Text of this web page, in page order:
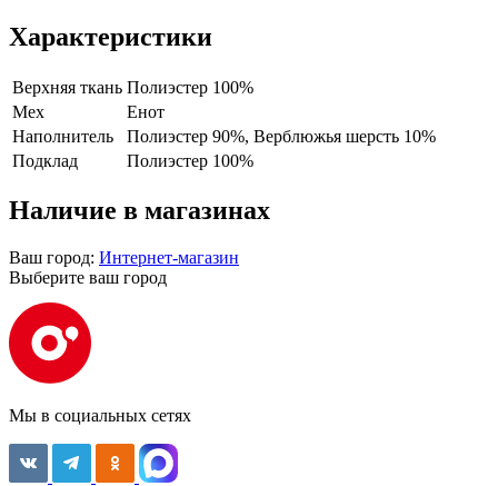
Характеристики
Верхняя ткань Полиэстер 100%
Мех
Енот
Наполнитель
Полиэстер 90%, Верблюжья шерсть 10%
Подклад
Полиэстер 100%
Наличие в магазинах
Ваш город: Интернет-магазин
Выберите ваш город
Мы в социальных сетях